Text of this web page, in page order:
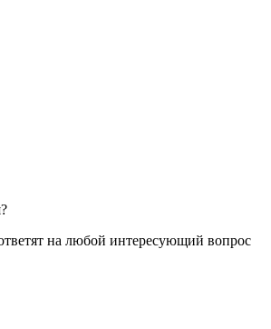
на любой интересующий вопрос